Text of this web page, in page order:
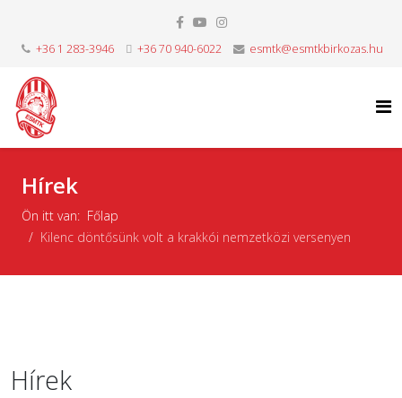
+36 1 283-3946 +36 70 940-6022 esmtk@esmtkbirkozas.hu
Hírek
Ön itt van: Főlap
Kilenc döntősünk volt a krakkói nemzetközi versenyen
Hírek